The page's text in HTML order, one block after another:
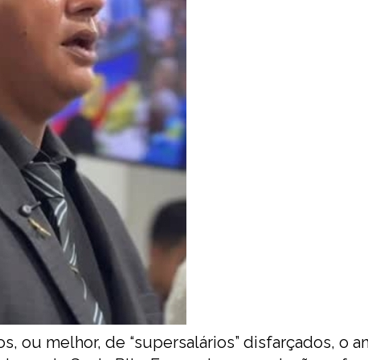
ou melhor, de “supersalários” disfarçados, o